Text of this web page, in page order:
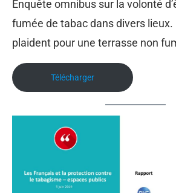
Enquête omnibus sur la volonté
fumée de tabac dans divers lieux.
plaident pour une terrasse non
Télécharger